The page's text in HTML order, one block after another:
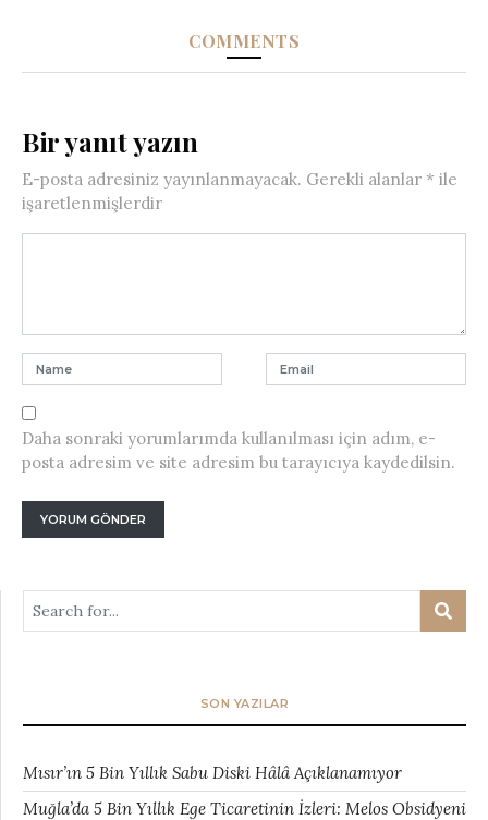
COMMENTS
Bir yanıt yazın
E-posta adresiniz yayınlanmayacak. Gerekli alanlar * ile
işaretlenmişlerdir
Daha sonraki yorumlarımda kullanılması için adım, e-
posta adresim ve site adresim bu tarayıcıya kaydedilsin.
SON YAZILAR
Mısır’ın 5 Bin Yıllık Sabu Diski Hâlâ Açıklanamıyor
Muğla’da 5 Bin Yıllık Ege Ticaretinin İzleri: Melos Obsidyeni